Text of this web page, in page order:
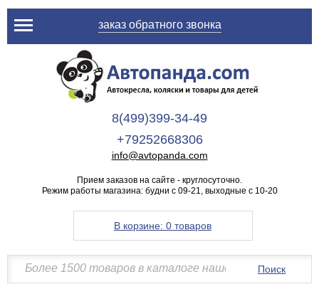
заказ обратного звонка
8(499)399-34-49
+79252668306
info@avtopanda.com
Прием заказов на сайте - круглосуточно.
Режим работы магазина: будни с 09-21, выходные с 10-20
В корзине: 0 товаров
Поиск